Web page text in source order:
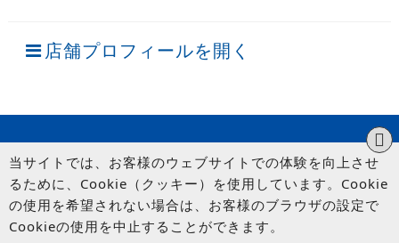
店舗プロフィールを開く
当サイトでは、お客様のウェブサイトでの体験を向上させ
るために、Cookie（クッキー）を使用しています。Cookie
の使用を希望されない場合は、お客様のブラウザの設定で
Cookieの使用を中止することができます。